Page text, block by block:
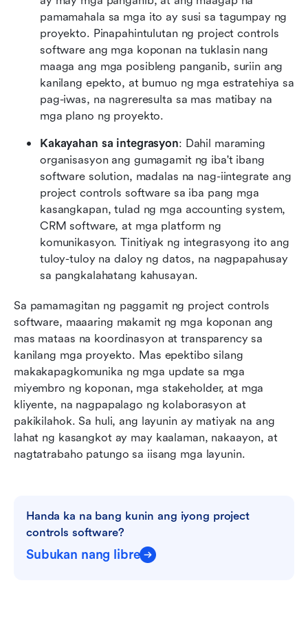
pamamahala sa mga ito ay susi sa tagumpay ng
proyekto. Pinapahintulutan ng project controls
software ang mga koponan na tuklasin nang
maaga ang mga posibleng panganib, suriin ang
kanilang epekto, at bumuo ng mga estratehiya sa
pag-iwas, na nagreresulta sa mas matibay na
mga plano ng proyekto.
Kakayahan sa integrasyon: Dahil maraming
organisasyon ang gumagamit ng iba't ibang
software solution, madalas na nag-iintegrate ang
project controls software sa iba pang mga
kasangkapan, tulad ng mga accounting system,
CRM software, at mga platform ng
komunikasyon. Tinitiyak ng integrasyong ito ang
tuloy-tuloy na daloy ng datos, na nagpapahusay
sa pangkalahatang kahusayan.
Sa pamamagitan ng paggamit ng project controls
software, maaaring makamit ng mga koponan ang
mas mataas na koordinasyon at transparency sa
kanilang mga proyekto. Mas epektibo silang
makakapagkomunika ng mga update sa mga
miyembro ng koponan, mga stakeholder, at mga
kliyente, na nagpapalago ng kolaborasyon at
pakikilahok. Sa huli, ang layunin ay matiyak na ang
lahat ng kasangkot ay may kaalaman, nakaayon, at
nagtatrabaho patungo sa iisang mga layunin.
Handa ka na bang kunin ang iyong project
controls software?
Subukan nang libre